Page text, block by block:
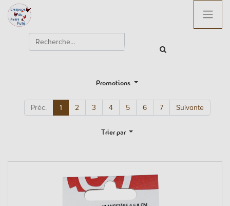
Promotions
Préc. 1 2 3 4 5 6 7 Suivante
Trier par